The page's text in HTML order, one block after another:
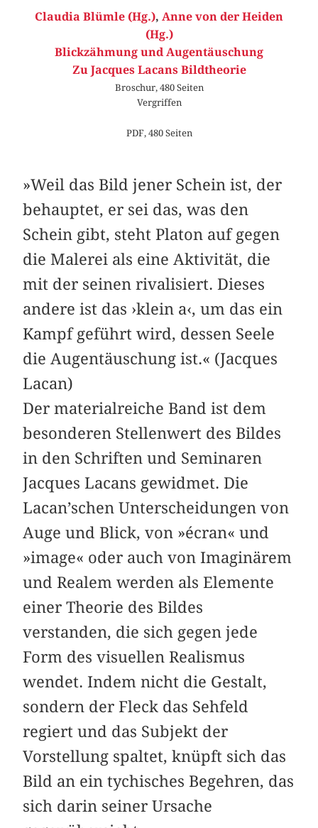
Claudia Blümle (Hg.), Anne von der Heiden
(Hg.)
Blickzähmung und Augentäuschung
Zu Jacques Lacans Bildtheorie
Broschur, 480 Seiten
Vergriffen
PDF, 480 Seiten
»Weil das Bild jener Schein ist, der
behauptet, er sei das, was den
Schein gibt, steht Platon auf gegen
die Malerei als eine Aktivität, die
mit der seinen rivalisiert. Dieses
andere ist das ›klein a‹, um das ein
Kampf geführt wird, dessen Seele
die Augentäuschung ist.« (Jacques
Lacan)
Der materialreiche Band ist dem
besonderen Stellenwert des Bildes
in den Schriften und Seminaren
Jacques Lacans gewidmet. Die
Lacan’schen Unterscheidungen von
Auge und Blick, von »écran« und
»image« oder auch von Imaginärem
und Realem werden als Elemente
einer Theorie des Bildes
verstanden, die sich gegen jede
Form des visuellen Realismus
wendet. Indem nicht die Gestalt,
sondern der Fleck das Sehfeld
regiert und das Subjekt der
Vorstellung spaltet, knüpft sich das
Bild an ein tychisches Begehren, das
sich darin seiner Ursache